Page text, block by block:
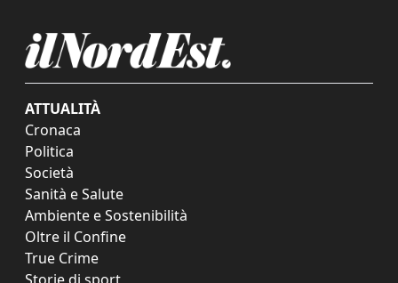
ATTUALITÀ
Cronaca
Politica
Società
Sanità e Salute
Ambiente e Sostenibilità
Oltre il Confine
True Crime